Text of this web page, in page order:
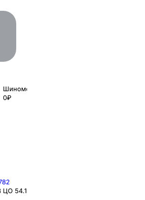
Шиномонтаж
0₽
ЦО 54.1